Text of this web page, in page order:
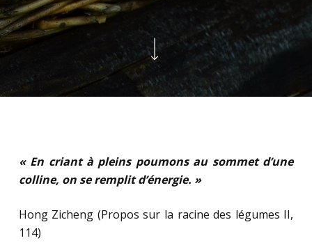
« En criant à pleins poumons au sommet d’une
colline, on se remplit d’énergie. »
Hong Zicheng (Propos sur la racine des légumes II,
114)